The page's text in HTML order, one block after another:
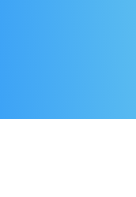
自己也要成长
培训人开放
？国别文化与
到
跟不上发展？
岗位技能差距